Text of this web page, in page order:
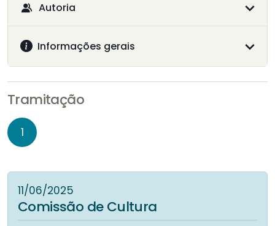
Autoria
Informações gerais
Tramitação
1
11/06/2025
Comissão de Cultura